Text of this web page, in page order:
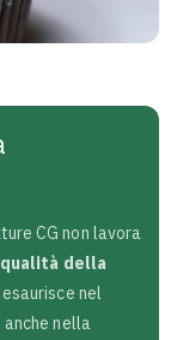
CG non lavora
qualità della
esaurisce nel
nella